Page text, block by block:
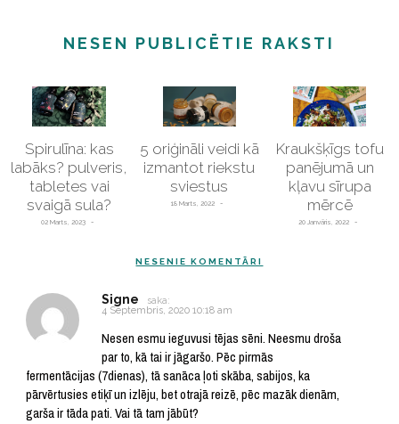
NESEN PUBLICĒTIE RAKSTI
Spirulīna: kas
labāks? pulveris,
tabletes vai
svaigā sula?
02 Marts, 2023
5 oriģināli veidi kā
izmantot riekstu
sviestus
18 Marts, 2022
Kraukšķīgs tofu
panējumā un
kļavu sīrupa
mērcē
20 Janvāris, 2022
NESENIE KOMENTĀRI
Signe
saka:
4 Septembris, 2020 10:18 am
Nesen esmu ieguvusi tējas sēni. Neesmu droša
par to, kā tai ir jāgaršo. Pēc pirmās
fermentācijas (7dienas), tā sanāca ļoti skāba, sabijos, ka
pārvērtusies etiķī un izlēju, bet otrajā reizē, pēc mazāk dienām,
garša ir tāda pati. Vai tā tam jābūt?